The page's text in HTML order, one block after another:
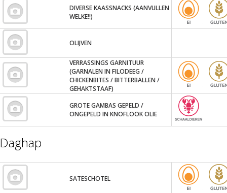
DIVERSE KAASSNACKS (AANVULLEN
WELKE!!)
OLIJVEN
VERRASSINGS GARNITUUR
(GARNALEN IN FILODEEG /
CHICKENBITES / BITTERBALLEN /
GEHAKTSTAAF)
GROTE GAMBAS GEPELD /
ONGEPELD IN KNOFLOOK OLIE
Daghap
SATESCHOTEL